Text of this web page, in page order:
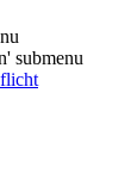
submenu